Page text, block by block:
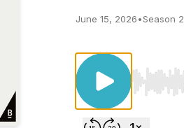
June 15, 2026•Season
Use